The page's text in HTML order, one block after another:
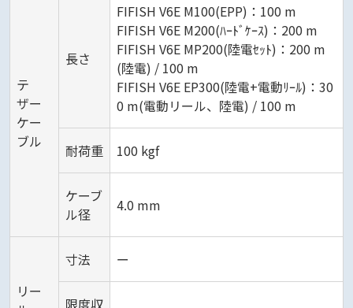
テ
ザー
ケー
ブル
長さ
FIFISH V6E M100(EPP)：100 m
FIFISH V6E M200(ﾊｰﾄﾞｹｰｽ)：200 m
FIFISH V6E MP200(陸電ｾｯﾄ)：200 m
(陸電) / 100 m
FIFISH V6E EP300(陸電+電動ﾘｰﾙ)：30
0 m(電動リール、陸電) / 100 m
耐荷重 100 kgf
ケーブ
ル径
4.0 mm
リー
寸法 ー
限度収